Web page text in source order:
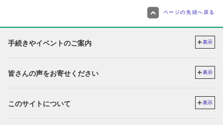
ページの先頭へ戻る
手続きやイベントのご案内 表示
皆さんの声をお寄せください 表示
このサイトについて 表示